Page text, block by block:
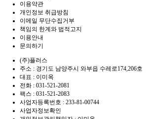
이용약관
개인정보 취급방침
이메일 무단수집거부
책임의 한계와 법적고지
이용안내
문의하기
(주)플러스
주소 : 경기도 남양주시 와부읍 수레로174,206호
대표 : 이미옥
전화 : 031-521-2081
팩스 : 031-521-2083
사업자등록번호 : 233-81-00744
사업자정보확인